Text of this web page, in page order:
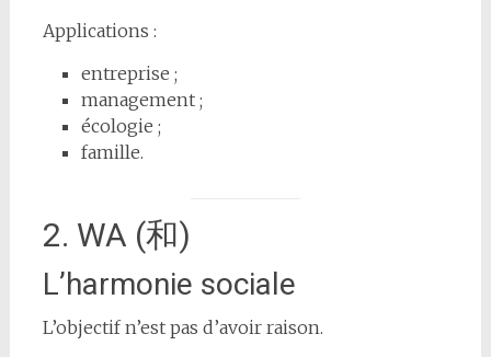
Applications :
entreprise ;
management ;
écologie ;
famille.
2. WA (和)
L’harmonie sociale
L’objectif n’est pas d’avoir raison.